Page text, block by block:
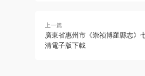
上一篇
廣東省惠州市《崇祯博羅縣志》
清電子版下載